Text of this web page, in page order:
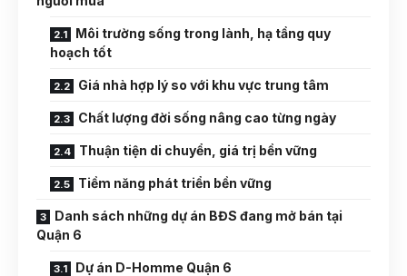
Môi trường sống trong lành, hạ tầng quy
hoạch tốt
Giá nhà hợp lý so với khu vực trung tâm
Chất lượng đời sống nâng cao từng ngày
Thuận tiện di chuyển, giá trị bền vững
Tiềm năng phát triển bền vững
Danh sách những dự án BĐS đang mở bán tại
Quận 6
Dự án D-Homme Quận 6